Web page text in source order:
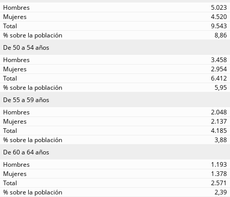
5.023
4.520
9.543
8,86
De 50 a 54 años
3.458
2.954
6.412
5,95
De 55 a 59 años
2.048
2.137
4.185
3,88
De 60 a 64 años
1.193
1.378
2.571
2,39